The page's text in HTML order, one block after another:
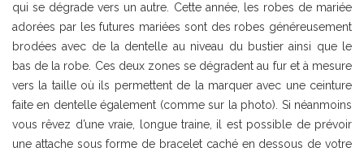
qui se dégrade vers un autre. Cette année, les robes de mariée
adorées par les futures mariées sont des robes généreusement
brodées avec de la dentelle au niveau du bustier ainsi que le
bas de la robe. Ces deux zones se dégradent au fur et à mesure
vers la taille où ils permettent de la marquer avec une ceinture
faite en dentelle également (comme sur la photo). Si néanmoins
vous rêvez d’une vraie, longue traine, il est possible de prévoir
une attache sous forme de bracelet caché en dessous de votre